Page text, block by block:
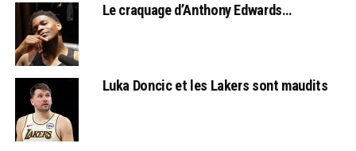
Le craquage d’Anthony Edwards…
Luka Doncic et les Lakers sont maudits